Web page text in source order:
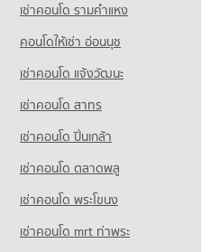
มีคอนโดให้เช่า 14,162 ประกาศ
ขายคอนโด รร.พณิชยการสันติราษฎร์
มีคอนโดขาย 5,873 ประกาศ
520 โครงการ
คอนโดให้เช่า รร.สตรีวรนาถบางเขน
มีคอนโดขาย 5,704 ประกาศ
มีคอนโดขาย 11,208 ประกาศ
230 โครงการ
คอนโดให้เช่า ถนนสุทธิสารวินิจฉัย
มีคอนโดขาย 2,670 ประกาศ
คอนโด ลาดพร้าวตอนกลาง โช
นาคนิวาส
เช่าคอนโด รามคําแหง
คอนโดให้เช่า อ่อนนุช
เช่าคอนโด แจ้งวัฒนะ
เช่าคอนโด สาทร
เช่าคอนโด ปิ่นเกล้า
เช่าคอนโด ตลาดพลู
เช่าคอนโด พระโขนง
เช่าคอนโด mrt ท่าพระ